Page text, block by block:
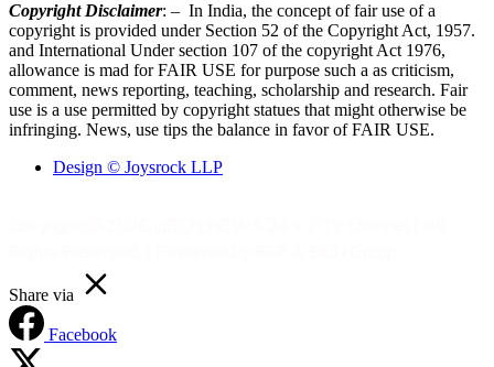
Copyright Disclaimer: – In India, the concept of fair use of a
copyright is provided under Section 52 of the Copyright Act, 1957.
and International Under section 107 of the copyright Act 1976,
allowance is mad for FAIR USE for purpose such a as criticism,
comment, news reporting, teaching, scholarship and research. Fair
use is a use permitted by copyright statues that might otherwise be
infringing. News, use tips the balance in favor of FAIR USE.
Design © Joysrock LLP
Share via
Facebook